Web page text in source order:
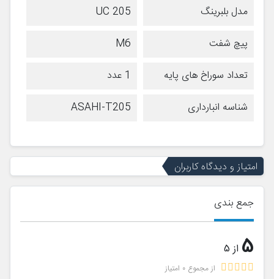
مدل بلبرینگ
UC 205
پیچ شفت
M6
تعداد سوراخ های پایه
1 عدد
شناسه انبارداری
ASAHI-T205
امتیاز و دیدگاه کاربران
جمع بندی
5 از 5
از مجموع 0 امتیاز